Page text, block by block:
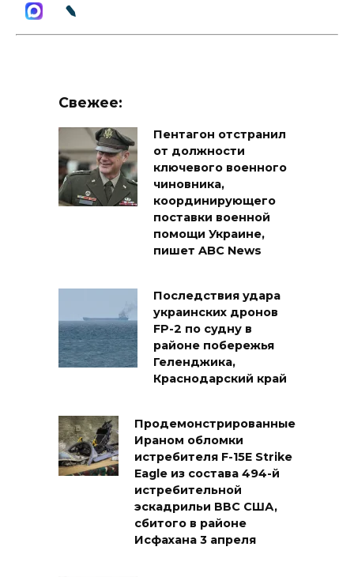
Свежее:
Пентагон отстранил
от должности
ключевого военного
чиновника,
координирующего
поставки военной
помощи Украине,
пишет ABC News
Последствия удара
украинских дронов
FP-2 по судну в
районе побережья
Геленджика,
Краснодарский край
Продемонстрированные
Ираном обломки
истребителя F-15E Strike
Eagle из состава 494-й
истребительной
эскадрильи ВВС США,
сбитого в районе
Исфахана 3 апреля